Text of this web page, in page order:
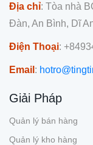
Địa chỉ: Tòa nhà
Đàn, An Bình, Dĩ
Điện Thoại:
Email :
Giải Pháp
Quản lý bán hàng
Quản lý kho hàng